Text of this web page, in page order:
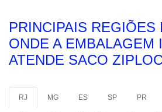
PRINCIPAIS REGIÕES
ONDE A EMBALAGEM
ATENDE SACO
RJ MG ES SP PR